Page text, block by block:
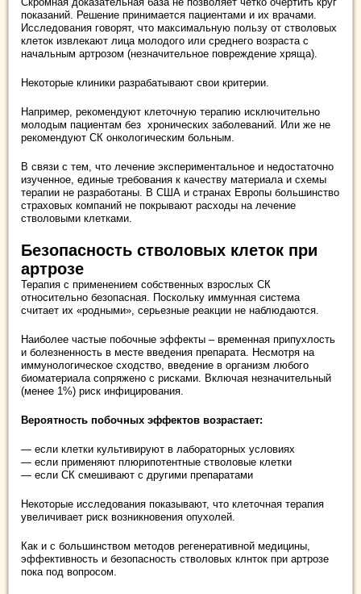
показаний. Решение принимается пациентами и их врачами.
Исследования говорят, что максимальную пользу от стволовых
клеток извлекают лица молодого или среднего возраста с
начальным артрозом (незначительное повреждение хряща).
Некоторые клиники разрабатывают свои критерии.
Например, рекомендуют клеточную терапию исключительно
молодым пациентам без хронических заболеваний. Или же не
рекомендуют СК онкологическим больным.
В связи с тем, что лечение экспериментальное и недостаточно
изученное, единые требования к качеству материала и схемы
терапии не разработаны. В США и странах Европы большинство
страховых компаний не покрывают расходы на лечение
стволовыми клетками.
Безопасность стволовых клеток при
артрозе
Терапия с применением собственных взрослых СК
относительно безопасная. Поскольку иммунная система
считает их «родными», серьезные реакции не наблюдаются.
Наиболее частые побочные эффекты – временная припухлость
и болезненность в месте введения препарата. Несмотря на
иммунологическое сходство, введение в организм любого
биоматериала сопряжено с рисками. Включая незначительный
(менее 1%) риск инфицирования.
Вероятность побочных эффектов возрастает:
— если клетки культивируют в лабораторных условиях
— если применяют плюрипотентные стволовые клетки
— если СК смешивают с другими препаратами
Некоторые исследования показывают, что клеточная терапия
увеличивает риск возникновения опухолей.
Как и с большинством методов регенеративной медицины,
эффективность и безопасность стволовых клнток при артрозе
пока под вопросом.